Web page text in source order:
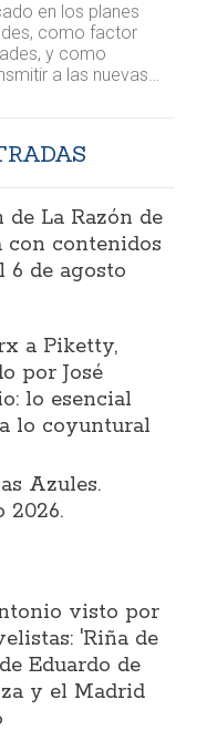
en los planes
como factor
y como
a las nuevas…
de La Razón de
con contenidos
6 de agosto
a Piketty,
por José
lo esencial
lo coyuntural
Azules.
2026.
visto por
'Riña de
Eduardo de
y el Madrid